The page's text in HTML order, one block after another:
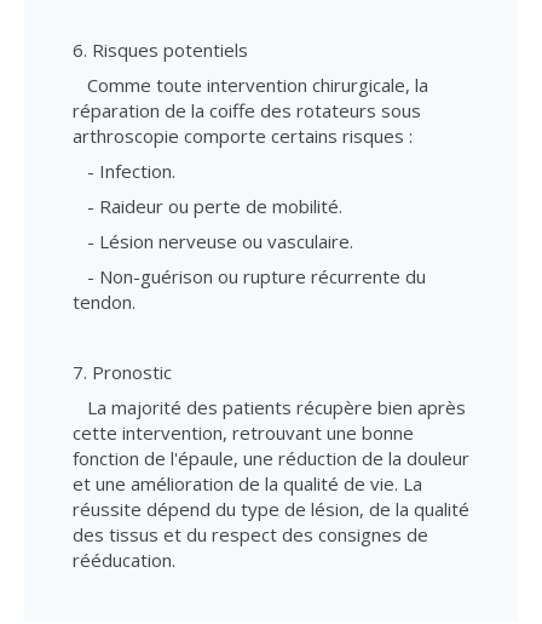
6. Risques potentiels
Comme toute intervention chirurgicale, la
réparation de la coiffe des rotateurs sous
arthroscopie comporte certains risques :
- Infection.
- Raideur ou perte de mobilité.
- Lésion nerveuse ou vasculaire.
- Non-guérison ou rupture récurrente du
tendon.
7. Pronostic
La majorité des patients récupère bien après
cette intervention, retrouvant une bonne
fonction de l'épaule, une réduction de la douleur
et une amélioration de la qualité de vie. La
réussite dépend du type de lésion, de la qualité
des tissus et du respect des consignes de
rééducation.